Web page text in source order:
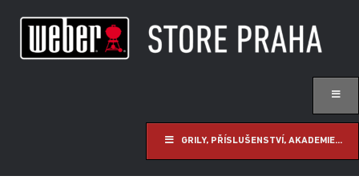
GRILY, PŘÍSLUŠENSTVÍ, AKADEMIE...